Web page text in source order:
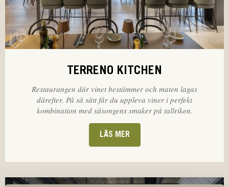
TERRENO KITCHEN
Restaurangen där vinet bestämmer och maten lagas
därefter. På så sätt får du uppleva viner i perfekt
kombination med säsongens smaker på tallriken.
LÄS MER